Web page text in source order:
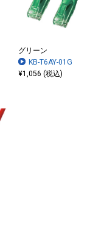
グリーン
KB-T6AY-01G
¥1,056 (税込)